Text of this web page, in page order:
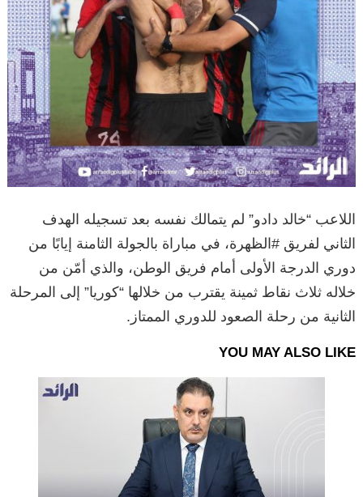
اللاعب “خالد دادو” لم يتمالك نفسه بعد تسجيله الهدف
الثاني لفريق #الظهرة، في مباراة بالجولة الثامنة إيابًا من
دوري الدرجة الأولى أمام فريق الوطن، والذي أمّن من
خلاله ثلاث نقاط ثمينة يقترب من خلالها “كوريا” إلى المرحلة
الثانية من رحلة الصعود للدوري الممتاز.
YOU MAY ALSO LIKE